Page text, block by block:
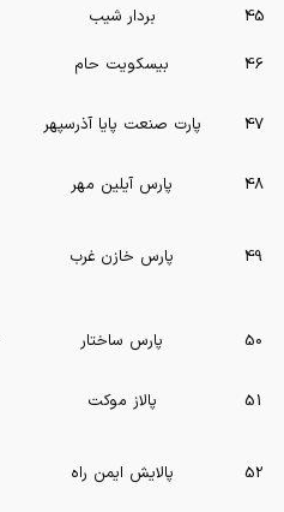
45
بردار شیب
46
بیسکویت حام
47 پارت صنعت پایا آذرسپهر
48 پارس آیلین مهر
49 پارس خازن غرب
50 پارس ساختار
51 پالاز موکت
52 پالایش ایمن راه